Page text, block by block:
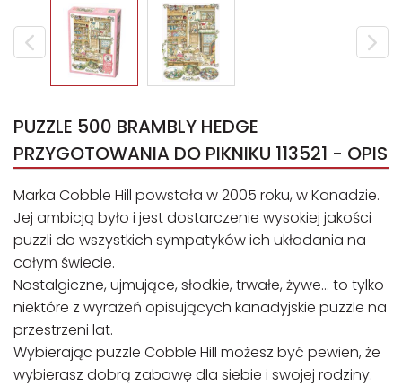
PUZZLE 500 BRAMBLY HEDGE
PRZYGOTOWANIA DO PIKNIKU 113521 - OPIS
Marka Cobble Hill powstała w 2005 roku, w Kanadzie.
Jej ambicją było i jest dostarczenie wysokiej jakości
puzzli do wszystkich sympatyków ich układania na
całym świecie.
Nostalgiczne, ujmujące, słodkie, trwałe, żywe… to tylko
niektóre z wyrażeń opisujących kanadyjskie puzzle na
przestrzeni lat.
Wybierając puzzle Cobble Hill możesz być pewien, że
wybierasz dobrą zabawę dla siebie i swojej rodziny.